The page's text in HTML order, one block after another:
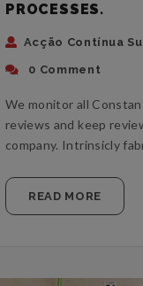
PROCESSES.
Acção Contínua
0 Comment
We monitor all
reviews and keep
company. Intrinsicly
READ MORE